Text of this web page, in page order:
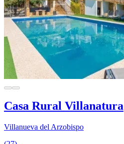
Casa Rural Villanatura
Villanueva del Arzobispo